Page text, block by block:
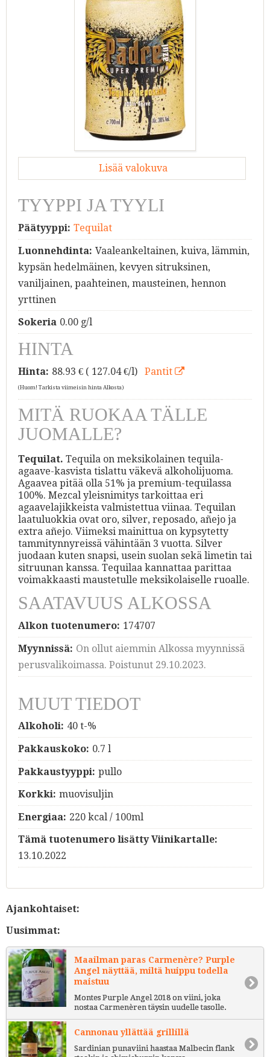
Lisää valokuva
TYYPPI JA TYYLI
Päätyyppi: Tequilat
Luonnehdinta: Vaaleankeltainen, kuiva, lämmin,
kypsän hedelmäinen, kevyen sitruksinen,
vaniljainen, paahteinen, mausteinen, hennon
yrttinen
Sokeria 0.00 g/l
HINTA
Hinta: 88.93 € ( 127.04 €/l) Pantit
(Huom! Tarkista viimeisin hinta Alkosta)
MITÄ RUOKAA TÄLLE
JUOMALLE?
Tequilat. Tequila on meksikolainen tequila-
agaave-kasvista tislattu väkevä alkoholijuoma.
Agaavea pitää olla 51% ja premium-tequilassa
100%. Mezcal yleisnimitys tarkoittaa eri
agaavelajikkeista valmistettua viinaa. Tequilan
laatuluokkia ovat oro, silver, reposado, añejo ja
extra añejo. Viimeksi mainittua on kypsytetty
tammitynnyreissä vähintään 3 vuotta. Silver
juodaan kuten snapsi, usein suolan sekä limetin tai
sitruunan kanssa. Tequilaa kannattaa parittaa
voimakkaasti maustetulle meksikolaiselle ruoalle.
SAATAVUUS ALKOSSA
Alkon tuotenumero: 174707
Myynnissä: On ollut aiemmin Alkossa myynnissä
perusvalikoimassa. Poistunut 29.10.2023.
MUUT TIEDOT
Alkoholi: 40 t-%
Pakkauskoko: 0.7 l
Pakkaustyyppi: pullo
Korkki: muovisuljin
Energiaa: 220 kcal / 100ml
Tämä tuotenumero lisätty Viinikartalle:
13.10.2022
Ajankohtaiset:
Uusimmat:
Maailman paras Carmenère? Purple
Angel näyttää, miltä huippu todella
maistuu
Montes Purple Angel 2018 on viini, joka
nostaa Carmenèren täysin uudelle tasolle.
Cannonau yllättää grillillä
Sardinian punaviini haastaa Malbecin flank